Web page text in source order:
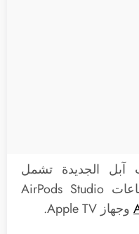
آبل الجديدة تشمل
الاحتمالات لحدث نوفمبر سماعات AirPods Studio
وجهاز Apple TV.